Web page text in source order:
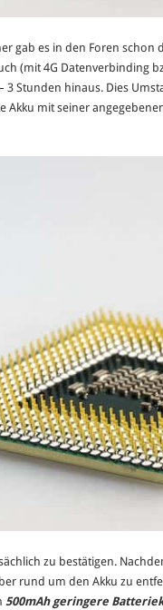
gab es in den Foren schon
(mit 4G Datenverbinding
3 Stunden hinaus. Dies
Akku mit seiner
zu bestätigen.
rund um den Akku zu
500mAh geringere